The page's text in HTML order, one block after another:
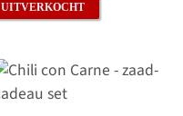
UITVERKOCHT